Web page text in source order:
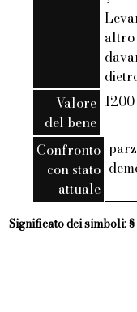
altro
Valore
del bene
1200
Confronto
con stato
attuale
Significato dei simboli: §